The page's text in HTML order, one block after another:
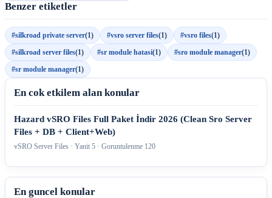
Benzer etiketler
#silkroad private server(1) #vsro server files(1) #vsro files(1)
#silkroad server files(1) #sr module hatasi(1) #sro module manager(1)
#sr module manager(1)
En cok etkilem alan konular
Hazard vSRO Files Full Paket İndir 2026 (Clean Sro Server
Files + DB + Client+Web)
vSRO Server Files · Yanit 5 · Goruntulenme 120
En guncel konular